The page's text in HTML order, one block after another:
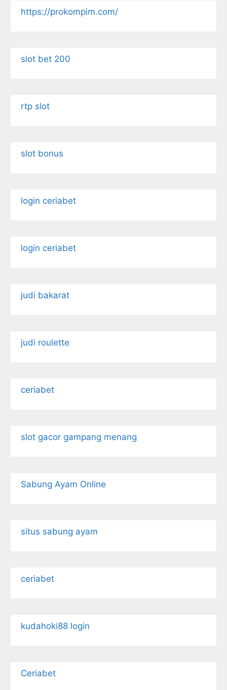
https://prokompim.com/
slot bet 200
rtp slot
slot bonus
login ceriabet
login ceriabet
judi bakarat
judi roulette
ceriabet
slot gacor gampang menang
Sabung Ayam Online
situs sabung ayam
ceriabet
kudahoki88 login
Ceriabet